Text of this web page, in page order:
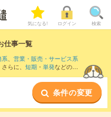
気になる! ログイン 検索
仕事一覧
系、 営業・販売・サービス系
らに、 短期 ・ 単発などの期
条件の変更